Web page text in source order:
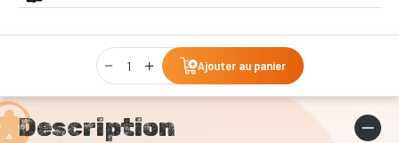
Qty
Ajouter au panier
Description